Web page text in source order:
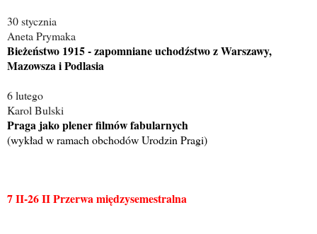
30 stycznia
Aneta Prymaka
Bieżeństwo 1915 - zapomniane uchodźstwo z Warszawy,
Mazowsza i Podlasia
6 lutego
Karol Bulski
Praga jako plener filmów fabularnych
(wykład w ramach obchodów Urodzin Pragi)
7 II-26 II Przerwa międzysemestralna